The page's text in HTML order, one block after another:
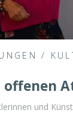
/
offenen
und